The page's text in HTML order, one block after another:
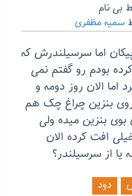
بی نام
سمیه مظفری
اما سرسیلندرش که
بودم رو گفتم نمی
الان روز دومه و
بنزین چراغ چک هم
بنزین میده ولی
افت کرده الان
از سرسیلندر؟
دود